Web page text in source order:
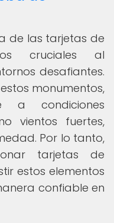
de las tarjetas de
cruciales al
desafiantes.
monumentos,
a condiciones
vientos fuertes,
Por lo tanto,
tarjetas de
estos elementos
confiable en